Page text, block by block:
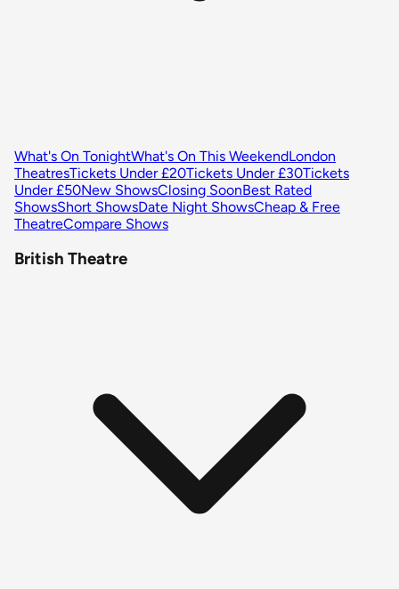
What's On TonightWhat's On This WeekendLondon
TheatresTickets Under £20Tickets Under £30Tickets
Under £50New ShowsClosing SoonBest Rated
ShowsShort ShowsDate Night ShowsCheap & Free
TheatreCompare Shows
British Theatre